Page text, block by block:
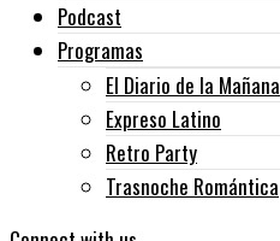
Podcast
Programas
El Diario de la Mañana
Expreso Latino
Retro Party
Trasnoche Romántica